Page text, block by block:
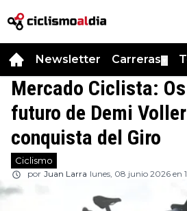
Newsletter Carreras
Mercado Ciclista:
futuro de Demi
conquista del Giro
Ciclismo
por Juan Larra lunes, 08 junio 2026 en